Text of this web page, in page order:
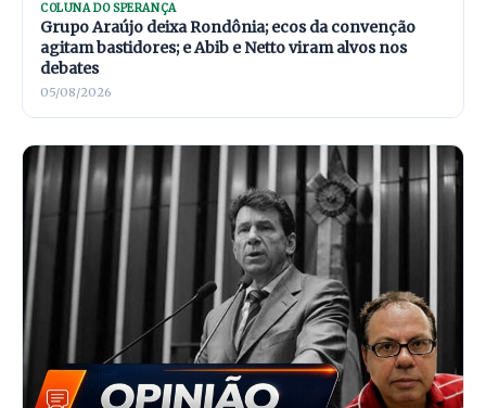
COLUNA DO SPERANÇA
Grupo Araújo deixa Rondônia; ecos da convenção
agitam bastidores; e Abib e Netto viram alvos nos
debates
05/08/2026